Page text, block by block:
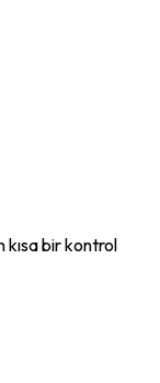
kısa bir kontrol